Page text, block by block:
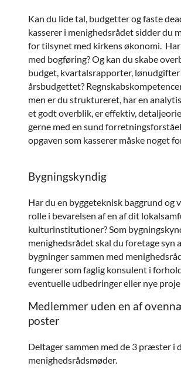
Kan du lide tal, budgetter og faste
kasserer i menighedsrådet sidder du
for tilsynet med kirkens økonomi.
med bogføring? Og kan du skabe
budget, kvartalsrapporter, lønudgifter
årsbudgettet?
men er du struktureret, har en
et godt overblik, er effektiv,
gerne med en sund
opgaven som kasserer måske
Bygningskyndig
Har du en byggeteknisk baggrund og
rolle i bevarelsen af en af dit
kulturinstitutioner? Som
menighedsrådet skal du foretage syn
bygninger sammen med
fungerer som faglig konsulent i
eventuelle udbedringer eller nye
Medlemmer uden en af
poster
Deltager sammen med de 3 præster i
menighedsrådsmøder.